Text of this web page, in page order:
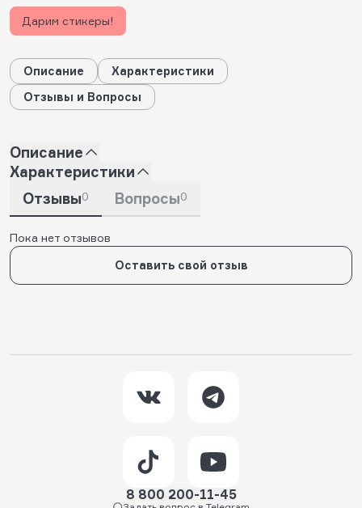
Дарим стикеры!
Описание
Характеристики
Отзывы и Вопросы
Описание
Характеристики
Отзывы0 Вопросы0
Пока нет отзывов
Оставить свой отзыв
8 800 200-11-45